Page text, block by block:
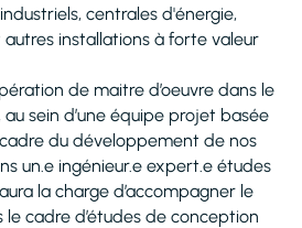
centrales d'énergie,
installations à forte valeur
de maitre d’oeuvre dans le
sein d’une équipe projet basée
du développement de nos
un.e ingénieur.e expert.e études
la charge d’accompagner le
le cadre d’études de conception